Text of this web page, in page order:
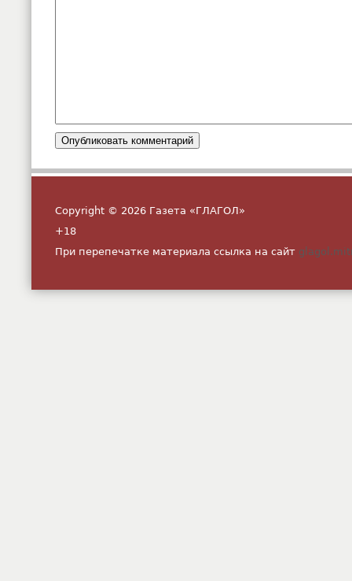
Copyright © 2026 Газета «ГЛАГОЛ»
+18
При перепечатке материала ссылка на сайт